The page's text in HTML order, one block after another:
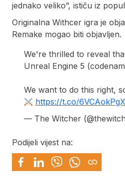
jednako veliko”, ističu iz
Originalna Withcer igra je
Remake mogao biti objavljen.
We're thrilled to reveal
Unreal Engine 5
We want to do this right,
https://t.co/
— The Witcher
Podijeli vijest na: